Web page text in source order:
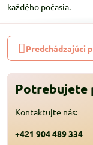
každého počasia.
Predchádzajúci
Potrebujete
Kontaktujte nás:
+421 904 489 334